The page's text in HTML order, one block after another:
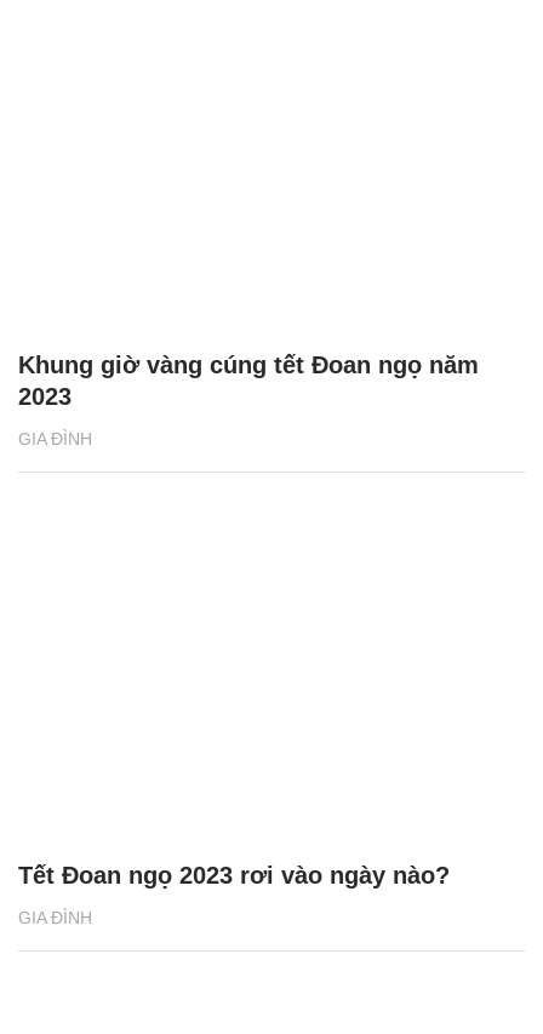
GIA ĐÌNH
Khung giờ vàng cúng tết Đoan ngọ năm
2023
GIA ĐÌNH
Tết Đoan ngọ 2023 rơi vào ngày nào?